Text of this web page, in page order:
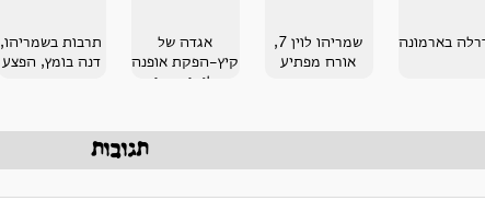
בארמונה
שמריהו לוין 7,
אורח מפתיע
אגדה של
קיץ-הפקת אופנה
חלומית בבית
תרבות בשמריהו,
דנה בומץ, הפצע
תגובות